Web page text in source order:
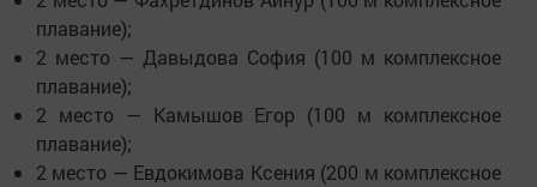
плавание);
2 место — Давыдова София (100 м комплексное
плавание);
2 место — Камышов Егор (100 м комплексное
плавание);
2 место — Евдокимова Ксения (200 м комплексное